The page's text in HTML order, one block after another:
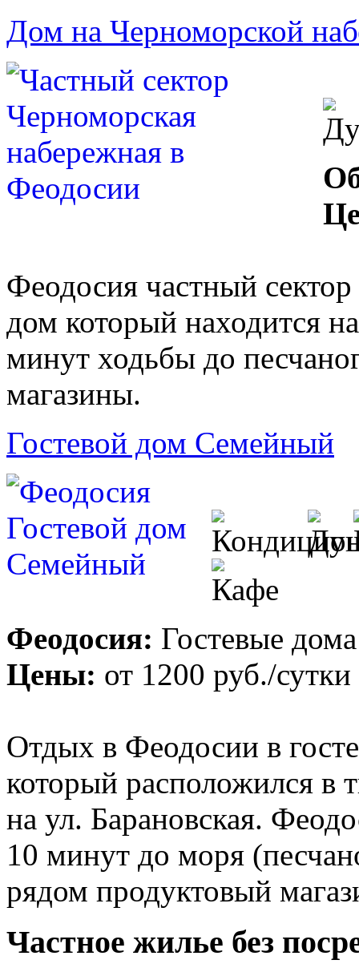
Дом на Черноморской
Феодосия частный
дом который находится
минут ходьбы до
магазины.
Гостевой дом Семейный
Феодосия: Гостевые дома
Цены: от 1200 руб./сутки
Отдых в Феодосии в
который расположился в
на ул. Барановская.
10 минут до моря
рядом продуктовый
Частное жилье без